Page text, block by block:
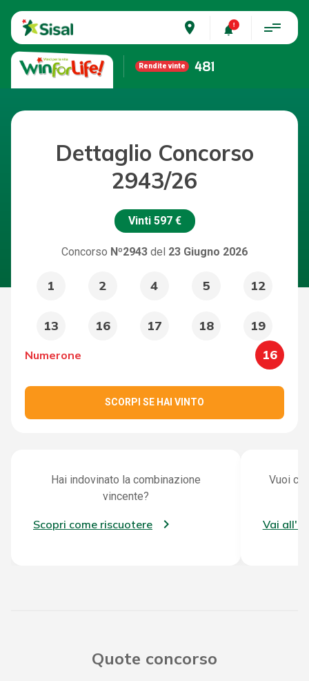
place
Rendite vinte 481
Dettaglio Concorso
2943/26
Vinti 597 €
Concorso Nº2943 del 23 Giugno 2026
1 2 4 5 12
13 16 17 18 19
Numerone 16
SCORPI SE HAI VINTO
Hai indovinato la combinazione
vincente?
Scopri come riscuotere
Vuoi
Vai
Quote concorso